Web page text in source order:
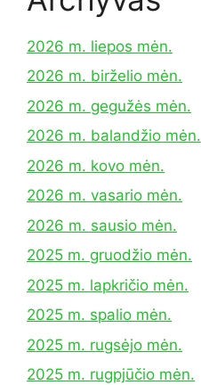
2026 m. liepos mėn.
2026 m. birželio mėn.
2026 m. gegužės mėn.
2026 m. balandžio mėn.
2026 m. kovo mėn.
2026 m. vasario mėn.
2026 m. sausio mėn.
2025 m. gruodžio mėn.
2025 m. lapkričio mėn.
2025 m. spalio mėn.
2025 m. rugsėjo mėn.
2025 m. rugpjūčio mėn.